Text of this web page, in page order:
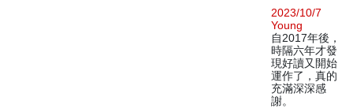
2023/10/7
Young
自2017年後，
時隔六年才發
現好讀又開始
運作了，真的
充滿深深感
謝。